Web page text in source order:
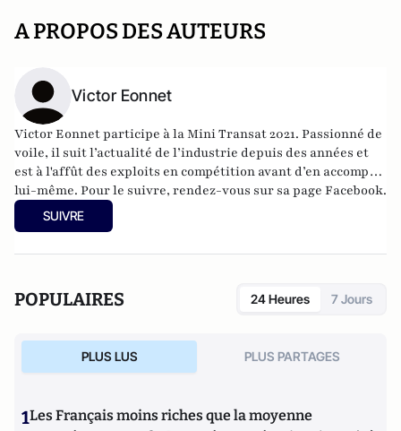
A PROPOS DES AUTEURS
Victor Eonnet
Victor Eonnet participe à la Mini Transat 2021. Passionné de
voile, il suit l’actualité de l’industrie depuis des années et
est à l'affût des exploits en compétition avant d’en accomplir
lui-même. Pour le suivre, rendez-vous sur sa page Facebook.
SUIVRE
POPULAIRES 24 Heures 7 Jours
PLUS LUS PLUS PARTAGES
1Les Français moins riches que la moyenne